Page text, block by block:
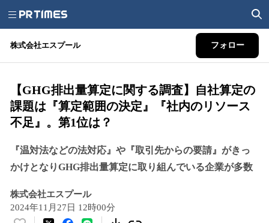
株式会社エスプール フォロー
【GHG排出量算定に関する調査】自社算定の
課題は『算定範囲の決定』『社内のリソース
不足』。第1位は？
『温対法などの法対応』や『取引先からの要請』がきっ
かけとなりGHG排出量算定に取り組んでいる企業が多数
株式会社エスプール
2024年11月27日 12時00分